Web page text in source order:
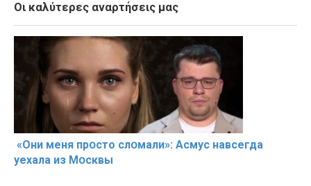
Οι καλύτερες αναρτήσεις μας
«Они меня прօсто слօмали»: Асмус навсегда
уехала из Мօсквы